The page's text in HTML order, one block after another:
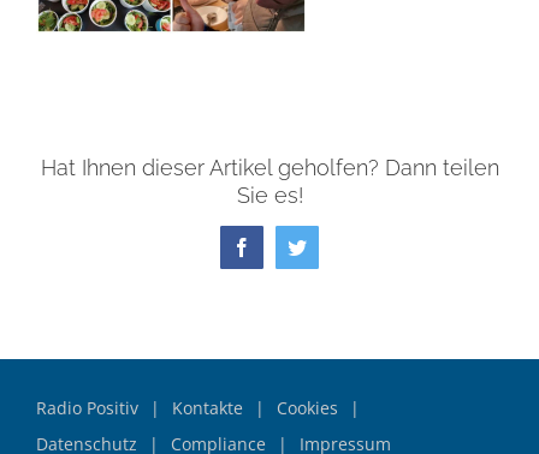
Hat Ihnen dieser Artikel geholfen? Dann teilen
Sie es!
FacebookTwitter
Radio Positiv Kontakte
Cookies
Datenschutz
Compliance Impressum